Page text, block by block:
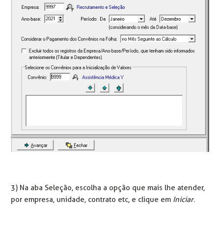
3) Na aba Seleção, escolha a opção que mais lhe atender,
por empresa, unidade, contrato etc, e clique em Iniciar.